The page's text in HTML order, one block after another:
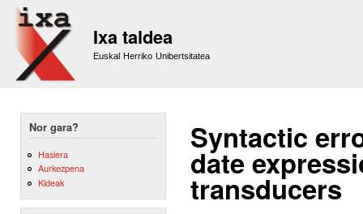
Ixa taldea
Euskal Herriko Unibertsitatea
Nor gara?
Hasiera
Aurkezpena
Kideak
Syntactic
date
transducers